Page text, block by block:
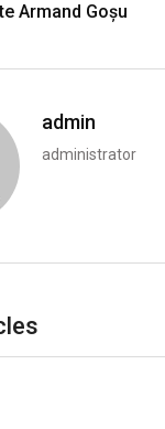
Armand Goșu
admin
administrator